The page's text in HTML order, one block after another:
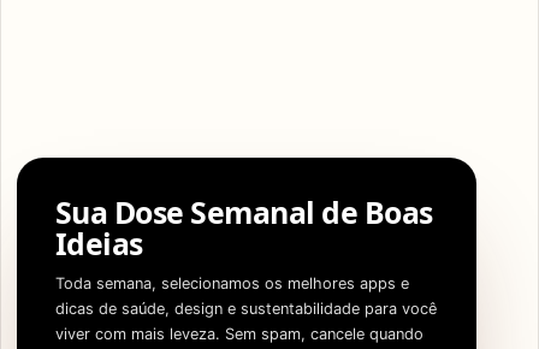
Sua Dose Semanal de Boas
Ideias
Toda semana, selecionamos os melhores apps e
dicas de saúde, design e sustentabilidade para você
viver com mais leveza. Sem spam, cancele quando